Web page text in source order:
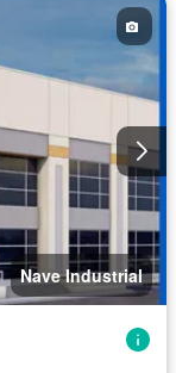
Nave Industrial